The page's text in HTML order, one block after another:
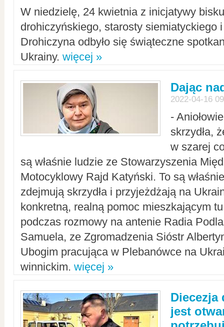
W niedzielę, 24 kwietnia z inicjatywy
drohiczyńskiego, starosty siemiatyckiego
Drohiczyna odbyło się świąteczne
Ukrainy. więcej »
Dając
2022-04-16
-
skrzydła,
w szarej
są właśnie ludzie ze Stowarzyszenia
Motocyklowy Rajd Katyński. To są
zdejmują skrzydła i przyjeżdżają na
konkretną, realną pomoc mieszkającym
podczas rozmowy na antenie Radia
Samuela, ze Zgromadzenia Sióstr
Ubogim pracująca w Plebanówce na
winnickim. więcej »
Diecezja
jest